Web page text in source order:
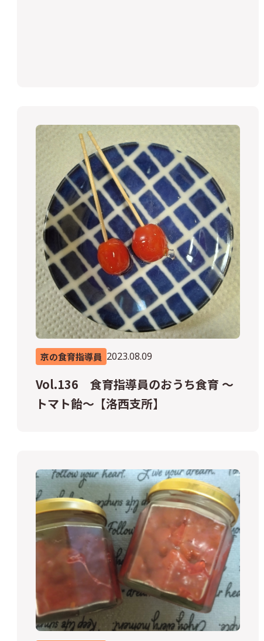
京の食育指導員 2023.08.09
Vol.136 食育指導員のおうち食育 ～
トマト飴～【洛西支所】